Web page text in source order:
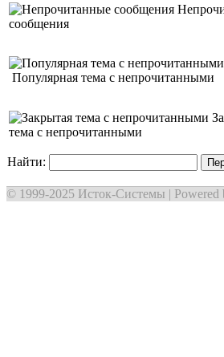
сообщения
Популярная тема с непрочитанными
тема с непрочитанными
Найти:
© 1999-2025 Исток-Системы | Powered